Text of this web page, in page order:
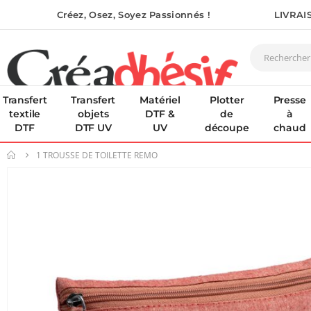
Créez, Osez, Soyez Passionnés !
Transfert
textile
DTF
Transfert
objets
DTF UV
Matériel
DTF &
UV
Plotter
de
découpe
Presse
à
chaud
1 TROUSSE DE TOILETTE REMO